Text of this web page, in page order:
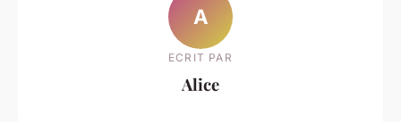
A
ECRIT PAR
Alice